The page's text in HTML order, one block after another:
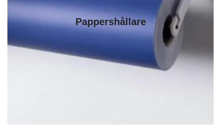
Pappershållare